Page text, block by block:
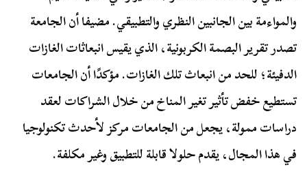
والمواءمة بين الجانبين النظري والتطبيقي. مضيفا أن الجامعة
تصدر تقرير البصمة الكربونية، الذي يقيس انبعاثات الغازات
الدفيئة؛ للحد من انبعاث تلك الغازات. مؤكدًا أن الجامعات
تستطيع خفض تأثير تغير المناخ من خلال الشراكات لعقد
دراسات ممولة، يجعل من الجامعات مركز لأحدث تكنولوجيا
في هذا المجال، يقدم حلولا قابلة للتطبيق وغير مكلفة.